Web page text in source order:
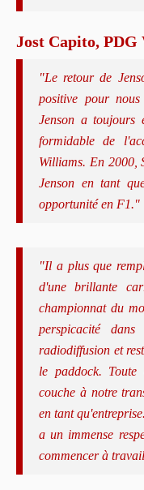
Jost Capito,
"Le retour de
positive pour
Jenson a toujours
formidable de
Williams. En 2000,
Jenson en tant
opportunité en F1."
"Il a plus que
d'une brillante
championnat du
perspicacité
radiodiffusion et
le paddock. Toute
couche à notre
en tant
a un immense
commencer à